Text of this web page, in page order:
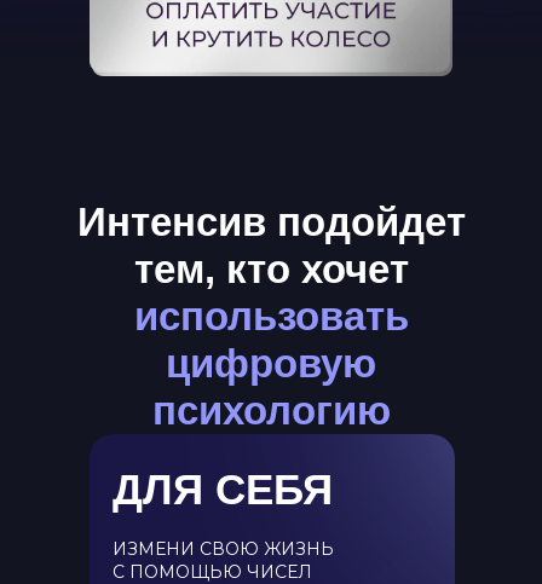
Интенсив подойдет
тем, кто хочет
использовать
цифровую
психологию
ИЗМЕНИ СВОЮ ЖИЗНЬ
С ПОМОЩЬЮ ЧИСЕЛ
ДЛЯ СЕБЯ